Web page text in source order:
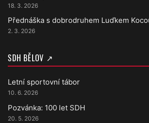
18. 3. 2026
Přednáška s dobrodruhem Luďkem
2. 3. 2026
SDH BĚLOV ↗
Letní sportovní tábor
10. 6. 2026
Pozvánka: 100 let SDH
20. 5. 2026